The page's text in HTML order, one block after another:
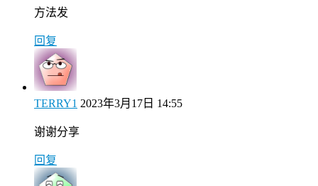
方法发
回复
TERRY1 2023年3月17日 14:55
谢谢分享
回复